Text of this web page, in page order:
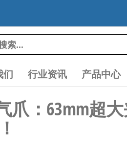
们 行业资讯 产品中心
气爪：63mm